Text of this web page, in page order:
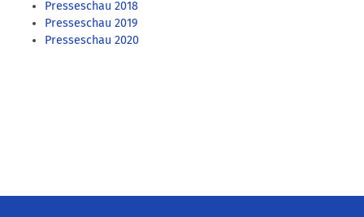
Presseschau 2018
Presseschau 2019
Presseschau 2020